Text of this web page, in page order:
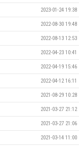
2023-01-24 19:38
2022-08-30 19:48
2022-08-13 12:53
2022-04-23 10:41
2022-04-19 15:46
2022-04-12 16:11
2021-08-29 10:28
2021-03-27 21:12
2021-03-27 21:06
2021-03-14 11:00